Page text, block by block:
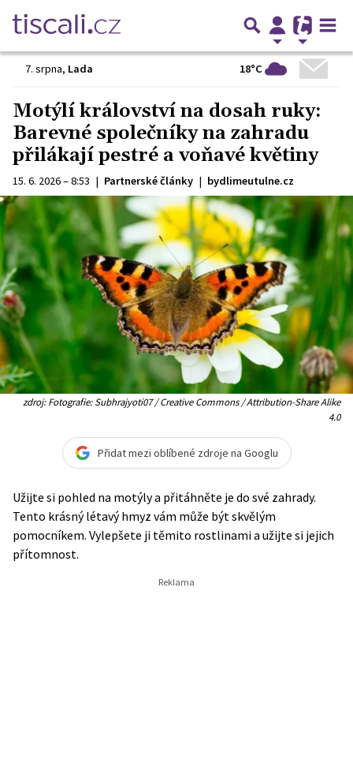
7. srpna, Lada 18°C
Motýlí království na dosah ruky:
Barevné společníky na zahradu
přilákají pestré a voňavé květiny
15. 6. 2026 – 8:53 | Partnerské články | bydlimeutulne.cz
zdroj: Fotografie: Subhrajyoti07 / Creative Commons / Attribution-Share Alike
4.0
Přidat mezi oblíbené zdroje na Googlu
Užijte si pohled na motýly a přitáhněte je do své zahrady.
Tento krásný létavý hmyz vám může být skvělým
pomocníkem. Vylepšete ji těmito rostlinami a užijte si jejich
přítomnost.